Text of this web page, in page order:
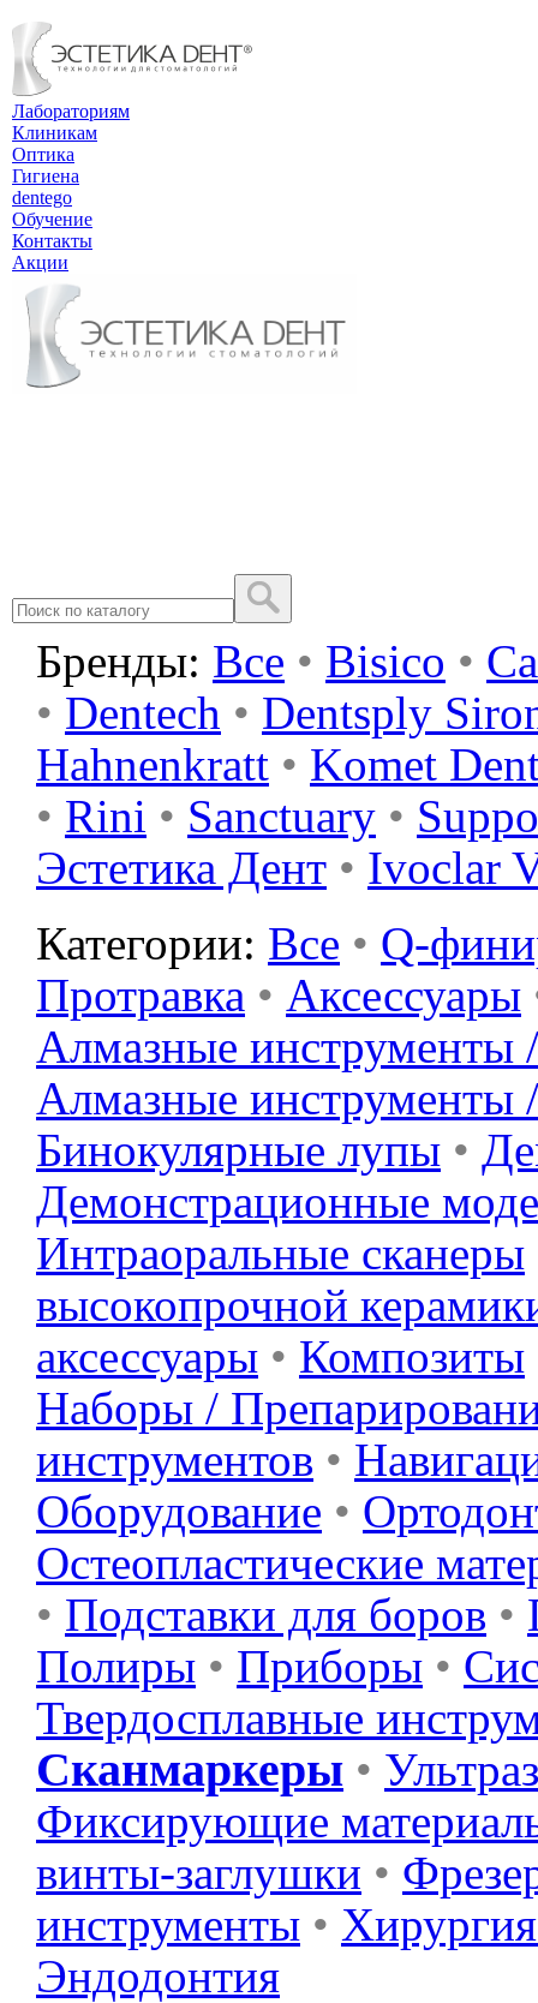
Лабораториям
Клиникам
Оптика
Гигиена
dentego
Обучение
Контакты
Акции
Бренды: Все • Bisico •
• Dentech • Dentsply
Hahnenkratt • Komet
• Rini • Sanctuary •
Эстетика Дент • Ivoclar
Категории: Все • Q-
Протравка • Аксессуары
Алмазные инструменты
Алмазные инструменты
Бинокулярные лупы •
Демонстрационные
Интраоральные сканеры
высокопрочной
аксессуары • Композиты
Наборы /
инструментов •
Оборудование •
Остеопластические
• Подставки для боров •
Полиры • Приборы •
Твердосплавные
Сканмаркеры •
Фиксирующие
винты-заглушки •
инструменты •
Эндодонтия